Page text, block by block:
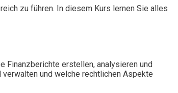
zu führen. In diesem Kurs lernen Sie alles
Finanzberichte erstellen, analysieren und
und welche rechtlichen Aspekte